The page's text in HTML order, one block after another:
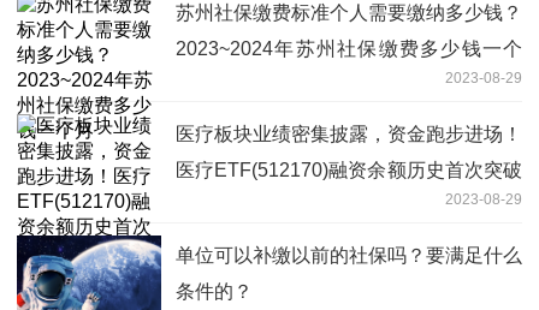
苏州社保缴费标准个人需要缴纳多少钱？
2023~2024年苏州社保缴费多少钱一个
2023-08-29
医疗板块业绩密集披露，资金跑步进场！
医疗ETF(512170)融资余额历史首次突破
2023-08-29
单位可以补缴以前的社保吗？要满足什么
条件的？